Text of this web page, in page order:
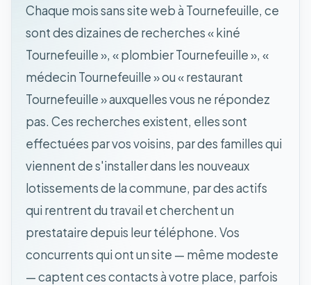
Chaque mois sans site web à Tournefeuille, ce
sont des dizaines de recherches « kiné
Tournefeuille », « plombier Tournefeuille », «
médecin Tournefeuille » ou « restaurant
Tournefeuille » auxquelles vous ne répondez
pas. Ces recherches existent, elles sont
effectuées par vos voisins, par des familles qui
viennent de s'installer dans les nouveaux
lotissements de la commune, par des actifs
qui rentrent du travail et cherchent un
prestataire depuis leur téléphone. Vos
concurrents qui ont un site — même modeste
— captent ces contacts à votre place, parfois